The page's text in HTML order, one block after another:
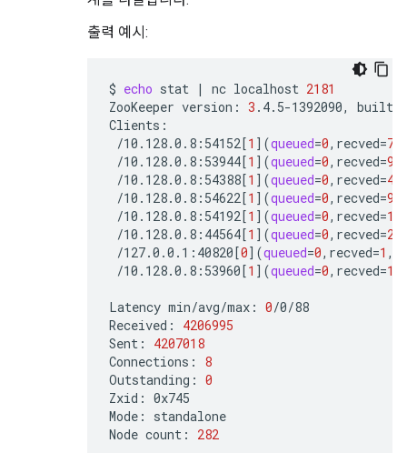
출력 예시:
$ echo stat | nc localhost 2181
ZooKeeper version: 3 .4.5-1392090, built
/10.128.0.8:54152[1 ](queued=0,recved=
/10.128.0.8:53944[1 ](queued=0,recved=
/10.128.0.8:54388[1 ](queued=0,recved=
/10.128.0.8:54622[1 ](queued=0,recved=
/10.128.0.8:54192[1 ](queued=0,recved=
/10.128.0.8:44564[1 ](queued=0,recved=
/127.0.0.1:40820[0](queued=0,recved=1
/10.128.0.8:53960[1 ](queued=0,recved=
Latency min/avg/max: 0/0/88
Received:
4206995
Sent:
4207018
Connections:
8
Outstanding: 0
Zxid: 0x745
Mode:
standalone
Node count: 282